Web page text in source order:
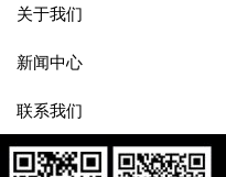
关于我们
新闻中心
联系我们